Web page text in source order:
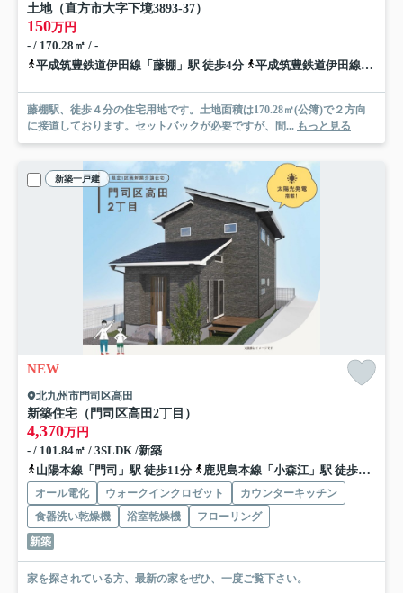
土地（直方市大字下境3893-37）
150万円
- / 170.28㎡ / -
平成筑豊鉄道伊田線「藤棚」駅 徒歩4分
平成筑豊鉄道伊田線「中泉」駅 徒歩11分
藤棚駅、徒歩４分の住宅用地です。土地面積は170.28㎡(公簿)で２方向
に接道しております。セットバックが必要ですが、間... もっと見る
新築一戸建
NEW
北九州市門司区高田
新築住宅（門司区高田2丁目）
4,370万円
- / 101.84㎡ / 3SLDK /新築
山陽本線「門司」駅 徒歩11分
鹿児島本線「小森江」駅 徒歩28分
オール電化 ウォークインクロゼット
カウンターキッチン
食器洗い乾燥機
浴室乾燥機
フローリング
新築
家を探されている方、最新の家をぜひ、一度ご覧下さい。